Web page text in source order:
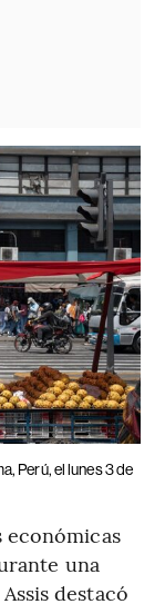
Perú, el lunes 3 de
económicas
una
Assis destacó